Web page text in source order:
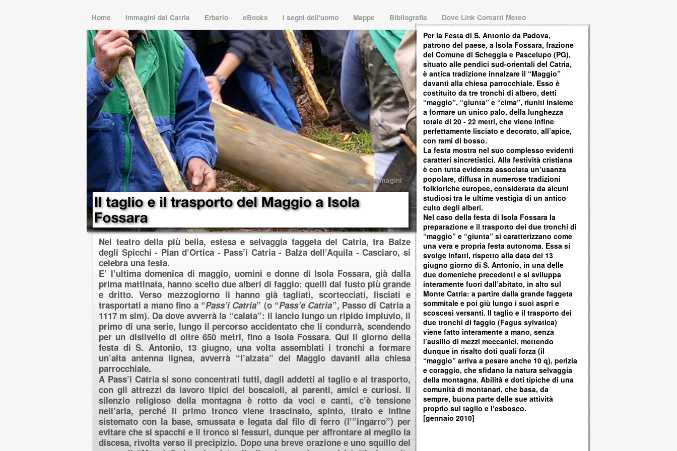
Home Immagini dal Catria Erbario eBooks i segni dell'uomo Mappe Bibliografia Dove Link Contatti Meteo
Nel teatro della più bella, estesa e selvaggia faggeta del Catria, tra Balze
degli Spicchi - Pian d’Ortica - Pass’i Catria - Balza dell’Aquila - Casciaro, si
celebra una festa.
E’ l’ultima domenica di maggio, uomini e donne di Isola Fossara, già dalla
prima mattinata, hanno scelto due alberi di faggio: quelli dal fusto più grande
e dritto. Verso mezzogiorno li hanno già tagliati, scortecciati, lisciati e
trasportati a mano fino a “Pass’i Catria” (o “Pass’e Catria”, Passo di Catria a
1117 m slm). Da dove avverrà la “calata”: il lancio lungo un ripido impluvio, il
primo di una serie, lungo il percorso accidentato che li condurrà, scendendo
per un dislivello di oltre 650 metri, fino a Isola Fossara. Qui il giorno della
festa di S. Antonio, 13 giugno, una volta assemblati i tronchi a formare
un’alta antenna lignea, avverrà “l’alzata” del Maggio davanti alla chiesa
parrocchiale.
A Pass’i Catria si sono concentrati tutti, dagli addetti al taglio e al trasporto,
con gli attrezzi da lavoro tipici dei boscaioli, ai parenti, amici e curiosi. Il
silenzio religioso della montagna è rotto da voci e canti, c’è tensione
nell’aria, perché il primo tronco viene trascinato, spinto, tirato e infine
sistemato con la base, smussata e legata dal filo di ferro (l’”ingarro”) per
evitare che si spacchi e il tronco si fessuri, dunque per affrontare al meglio la
discesa, rivolta verso il precipizio. Dopo una breve orazione e uno squillo del
Per la Festa di S. Antonio da Padova,
patrono del paese, a Isola Fossara, frazione
del Comune di Scheggia e Pascelupo (PG),
situato alle pendici sud-orientali del Catria,
è antica tradizione innalzare il “Maggio”
davanti alla chiesa parrocchiale. Esso è
costituito da tre tronchi di albero, detti
“maggio”, “giunta” e “cima”, riuniti insieme
a formare un unico palo, della lunghezza
totale di 20 - 22 metri, che viene infine
perfettamente lisciato e decorato, all’apice,
con rami di bosso.
La festa mostra nel suo complesso evidenti
caratteri sincretistici. Alla festività cristiana
è con tutta evidenza associata un’usanza
popolare, diffusa in numerose tradizioni
folkloriche europee, considerata da alcuni
studiosi tra le ultime vestigia di un antico
culto degli alberi.
Nel caso della festa di Isola Fossara la
preparazione e il trasporto dei due tronchi di
“maggio” e “giunta” si caratterizzano come
una vera e propria festa autonoma. Essa si
svolge infatti, rispetto alla data del 13
giugno giorno di S. Antonio, in una delle
due domeniche precedenti e si sviluppa
interamente fuori dall’abitato, in alto sul
Monte Catria: a partire dalla grande faggeta
sommitale e poi giù lungo i suoi aspri e
scoscesi versanti. Il taglio e il trasporto dei
due tronchi di faggio (Fagus sylvatica)
viene fatto interamente a mano, senza
l’ausilio di mezzi meccanici, mettendo
dunque in risalto doti quali forza (il
“maggio” arriva a pesare anche 10 q), perizia
e coraggio, che sfidano la natura selvaggia
della montagna. Abilità e doti tipiche di una
comunità di montanari, che basa, da
sempre, buona parte delle sue attività
proprio sul taglio e l’esbosco.
[gennaio 2010]